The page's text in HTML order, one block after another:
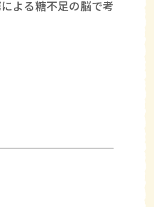
よる糖不足の脳で考